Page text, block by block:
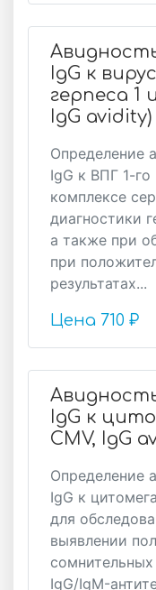
IgG к
герпеса 1
IgG avidity)
Определение
IgG к ВПГ 1-
комплексе
диагностики
а также при
при
результатах...
Цена 710 ₽
IgG к
CMV, IgG
Определение
IgG к
для
выявлении
сомнительных
IgG/IgM-